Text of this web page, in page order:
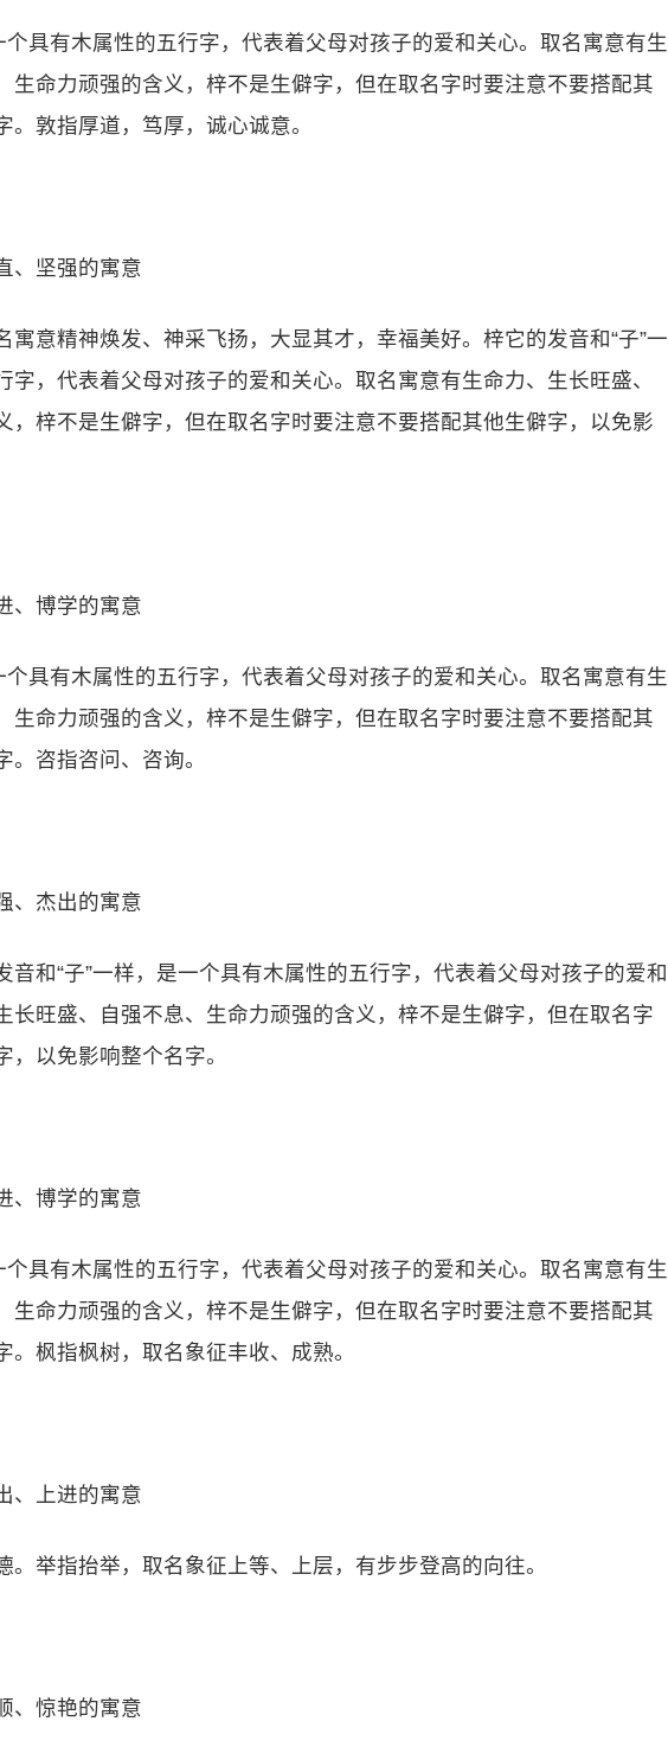
个具有木属性的五行字，代表着父母对孩子的爱和关心。取名寓意有生
生命力顽强的含义，梓不是生僻字，但在取名字时要注意不要搭配其
敦指厚道，笃厚，诚心诚意。
、坚强的寓意
寓意精神焕发、神采飞扬，大显其才，幸福美好。梓它的发音和“子”一
字，代表着父母对孩子的爱和关心。取名寓意有生命力、生长旺盛、
，梓不是生僻字，但在取名字时要注意不要搭配其他生僻字，以免影
、博学的寓意
个具有木属性的五行字，代表着父母对孩子的爱和关心。取名寓意有生
生命力顽强的含义，梓不是生僻字，但在取名字时要注意不要搭配其
咨指咨问、咨询。
、杰出的寓意
音和“子”一样，是一个具有木属性的五行字，代表着父母对孩子的爱和
长旺盛、自强不息、生命力顽强的含义，梓不是生僻字，但在取名字
以免影响整个名字。
、博学的寓意
个具有木属性的五行字，代表着父母对孩子的爱和关心。取名寓意有生
生命力顽强的含义，梓不是生僻字，但在取名字时要注意不要搭配其
枫指枫树，取名象征丰收、成熟。
、上进的寓意
举指抬举，取名象征上等、上层，有步步登高的向往。
、惊艳的寓意